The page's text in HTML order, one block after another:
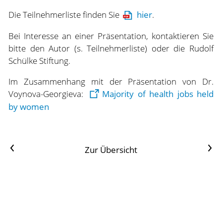
Die Teilnehmerliste finden Sie
hier.
Bei Interesse an einer Präsentation, kontaktieren Sie
bitte den Autor (s. Teilnehmerliste) oder die Rudolf
Schülke Stiftung.
Im Zusammenhang mit der Präsentation von Dr.
Voynova-Georgieva:
Majority of health jobs held
by women
Vorheriger Artikel Zur Übersicht Nächster Artikel